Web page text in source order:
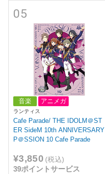
05
音楽 アニメガ
ランティス
Cafe Parade/ THE IDOLM＠ST
ER SideM 10th ANNIVERSARY
P＠SSION 10 Cafe Parade
¥3,850 (税込)
39ポイントサービス